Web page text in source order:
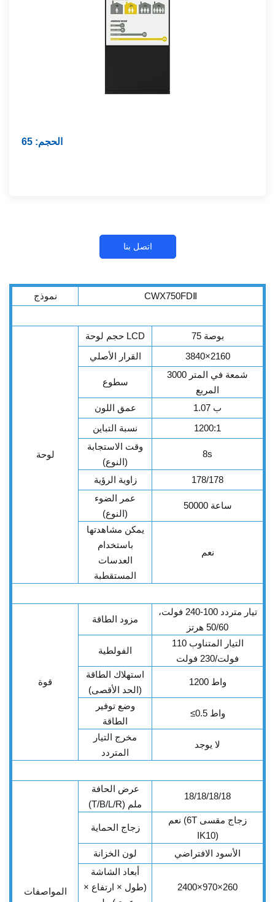
الحجم: 65
اتصل بنا
نموذج CWX750FDⅡ
لوحة
حجم لوحة LCD
75 بوصة
القرار الأصلي
3840×2160
سطوع
3000 شمعة في المتر
المربع
عمق اللون
1.07 ب
نسبة التباين
1200:1
وقت الاستجابة
(النوع)
8s
زاوية الرؤية
178/178
عمر الضوء
(النوع)
50000 ساعة
يمكن مشاهدتها
باستخدام
العدسات
المستقطبة
نعم
قوة
مزود الطاقة
تيار متردد 100-240 فولت،
50/60 هرتز
الفولطية
التيار المتناوب 110
فولت/230 فولت
استهلاك الطاقة
(الحد الأقصى)
1200 واط
وضع توفير
الطاقة
≤ 0.5 واط
مخرج التيار
المتردد
لا يوجد
المواصفات
عرض الحافة
(T/B/L/R) ملم
18/18/18/18
زجاج الحماية
نعم (6T زجاج مقسى
IK10)
لون الخزانة
الأسود الافتراضي
أبعاد الشاشة
(طول × ارتفاع ×
2400×970×260